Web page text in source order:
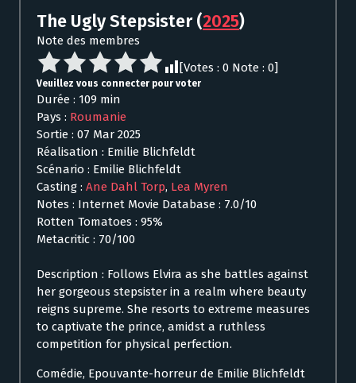
The Ugly Stepsister(2025)
Note des membres
[Votes : 0 Note : 0]
Veuillez vous connecter pour voter
Durée : 109 min
Pays : Roumanie
Sortie : 07 Mar 2025
Réalisation : Emilie Blichfeldt
Scénario : Emilie Blichfeldt
Casting : Ane Dahl Torp, Lea Myren
Notes : Internet Movie Database : 7.0/10
Rotten Tomatoes : 95%
Metacritic : 70/100
Description : Follows Elvira as she battles against
her gorgeous stepsister in a realm where beauty
reigns supreme. She resorts to extreme measures
to captivate the prince, amidst a ruthless
competition for physical perfection.
Comédie, Epouvante-horreur de Emilie Blichfeldt